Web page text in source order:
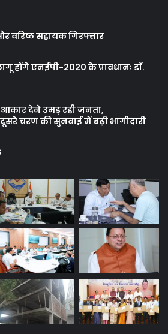
वरिष्ठ सहायक गिरफ्तार
होंगे एनईपी-2020 के प्रावधानः डाॅ.
देने उमड़ रही जनता,
चरण की सुनवाई में बढ़ी भागीदारी